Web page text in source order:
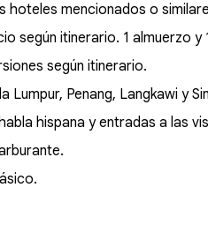
hoteles mencionados o
según itinerario. 1 almuerzo y
según itinerario.
Lumpur, Penang, Langkawi y
hispana y entradas a las